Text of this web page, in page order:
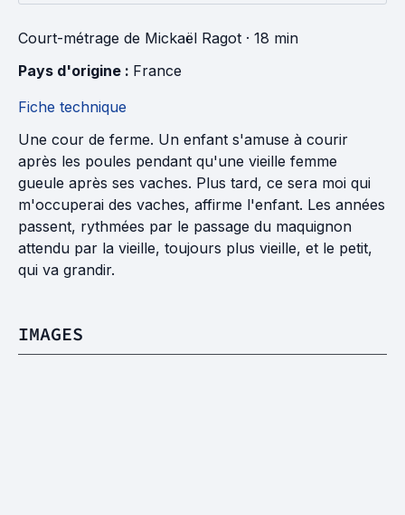
Court-métrage de Mickaël Ragot · 18 min
Pays d'origine : France
Fiche technique
Une cour de ferme. Un enfant s'amuse à courir
après les poules pendant qu'une vieille femme
gueule après ses vaches. Plus tard, ce sera moi qui
m'occuperai des vaches, affirme l'enfant. Les années
passent, rythmées par le passage du maquignon
attendu par la vieille, toujours plus vieille, et le petit,
qui va grandir.
IMAGES